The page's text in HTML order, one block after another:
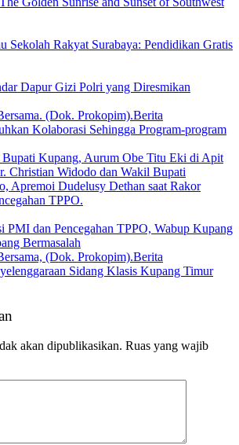
Sekolah Rakyat Surabaya: Pendidikan Gratis
Dapur Gizi Polri yang Diresmikan
Berita
Kolaborasi Sehingga Program-program
PMI dan Pencegahan TPPO, Wabup Kupang
Bermasalah
Berita
Sidang Klasis Kupang Timur
akan dipublikasikan. Ruas yang wajib